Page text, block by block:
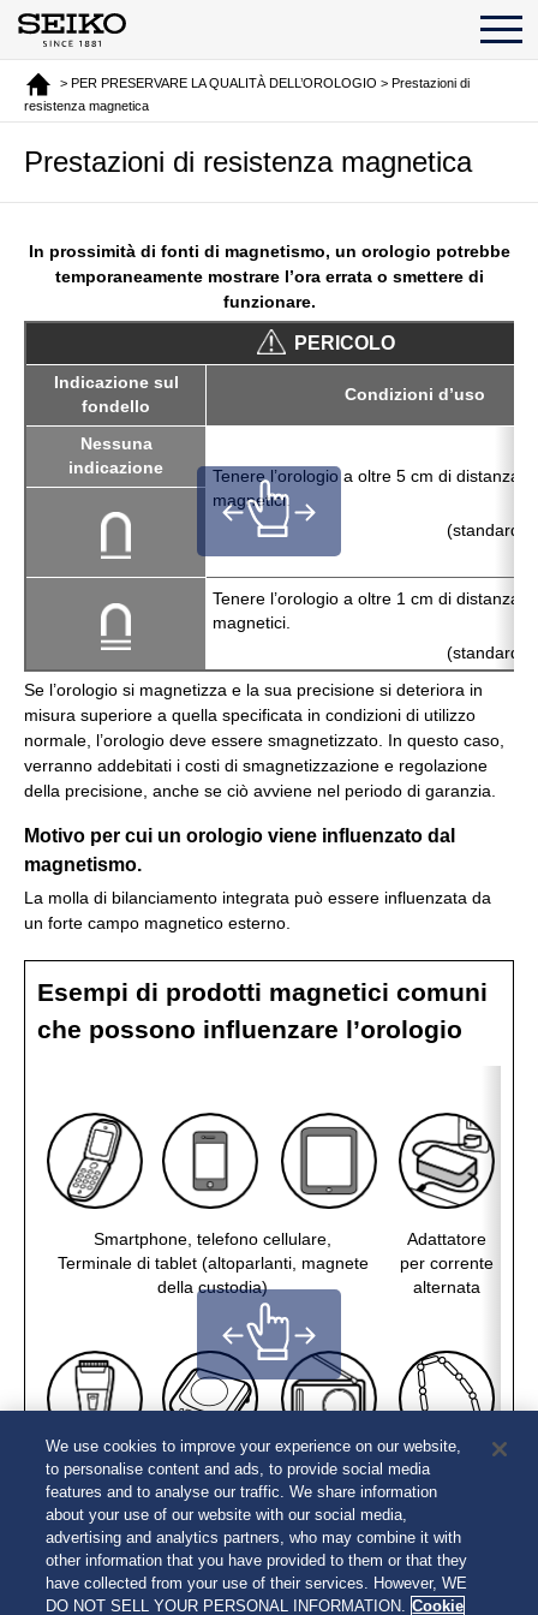
> PER PRESERVARE LA QUALITÀ DELL’OROLOGIO > Prestazioni di
resistenza magnetica
Prestazioni di resistenza magnetica
In prossimità di fonti di magnetismo, un orologio potrebbe
temporaneamente mostrare l’ora errata o smettere di
funzionare.
PERICOLO
Indicazione sul
fondello
Condizioni d’uso
Nessuna
indicazione
Tenere l’orologio a oltre 5 cm di distanza
magnetici.
(standard
Tenere l’orologio a oltre 1 cm di distanza
magnetici.
(standard
Se l’orologio si magnetizza e la sua precisione si deteriora in
misura superiore a quella specificata in condizioni di utilizzo
normale, l’orologio deve essere smagnetizzato. In questo caso,
verranno addebitati i costi di smagnetizzazione e regolazione
della precisione, anche se ciò avviene nel periodo di garanzia.
Motivo per cui un orologio viene influenzato dal
magnetismo.
La molla di bilanciamento integrata può essere influenzata da
un forte campo magnetico esterno.
Esempi di prodotti magnetici comuni
che possono influenzare l’orologio
Smartphone, telefono cellulare,
Terminale di tablet (altoparlanti, magnete
della custodia)
Adattatore
per corrente
alternata
Rasoio
elettrico
Dispositivo
per la cottura
a induzione
Radio
portatile
(altoparlanti)
Collana
magnetica
We use cookies to improve your experience on our website,
to personalise content and ads, to provide social media
features and to analyse our traffic. We share information
about your use of our website with our social media,
advertising and analytics partners, who may combine it with
other information that you have provided to them or that they
have collected from your use of their services. However, WE
DO NOT SELL YOUR PERSONAL INFORMATION. Cookie